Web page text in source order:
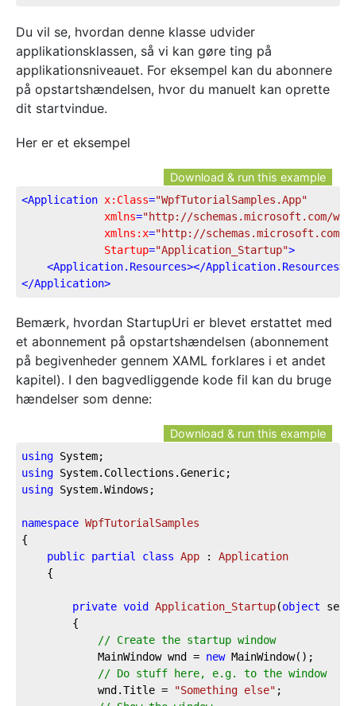
Du vil se, hvordan denne klasse udvider
applikationsklassen, så vi kan gøre ting på
applikationsniveauet. For eksempel kan du abonnere
på opstartshændelsen, hvor du manuelt kan oprette
dit startvindue.
Her er et eksempel
Download & run this example
<Application x:Class="WpfTutorialSamples.App"
xmlns="http://schemas.microsoft.com/
xmlns:x="http://schemas.microsoft.com/
Startup="Application_Startup">
<Application.Resources></Application.Resources>
</Application>
Bemærk, hvordan StartupUri er blevet erstattet med
et abonnement på opstartshændelsen (abonnement
på begivenheder gennem XAML forklares i et andet
kapitel). I den bagvedliggende kode fil kan du bruge
hændelser som denne:
Download & run this example
using
using
using System.Windows;
namespace WpfTutorialSamples
{
public partial class App : Application
private void Application_Startup(object
// Create the startup window
			MainWindow wnd =
new MainWindow();
// Do stuff here, e.g. to the window
			wnd.Title =
"Something else" ;